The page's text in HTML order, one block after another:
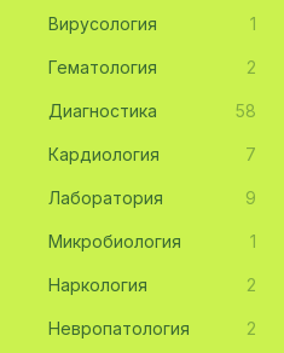
Вирусология 1
Гематология 2
Диагностика 58
Кардиология 7
Лаборатория 9
Микробиология 1
Наркология 2
Невропатология 2